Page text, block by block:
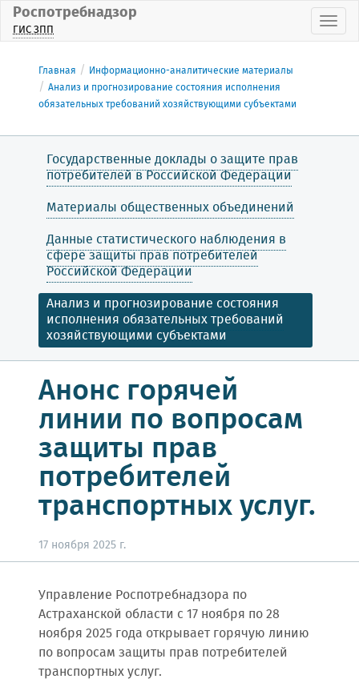
Роспотребнадзор
ГИС ЗПП
Главная
Информационно-аналитические материалы
Анализ и прогнозирование состояния исполнения
обязательных требований хозяйствующими субъектами
Государственные доклады о защите прав
потребителей в Российской Федерации
Материалы общественных объединений
Данные статистического наблюдения в
сфере защиты прав потребителей
Российской Федерации
Анализ и прогнозирование состояния
исполнения обязательных требований
хозяйствующими субъектами
Анонс горячей
линии по вопросам
защиты прав
потребителей
транспортных услуг.
17 ноября 2025 г.
Управление Роспотребнадзора по
Астраханской области с 17 ноября по 28
ноября 2025 года открывает горячую линию
по вопросам защиты прав потребителей
транспортных услуг.